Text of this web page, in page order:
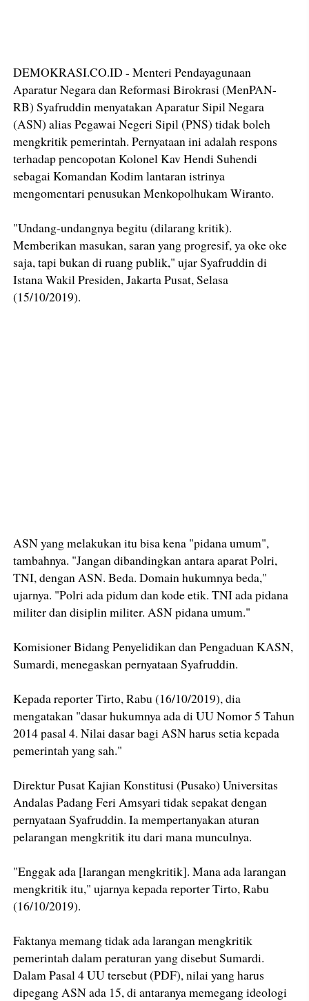
DEMOKRASI.CO.ID - Menteri Pendayagunaan
Aparatur Negara dan Reformasi Birokrasi (MenPAN-
RB) Syafruddin menyatakan Aparatur Sipil Negara
(ASN) alias Pegawai Negeri Sipil (PNS) tidak boleh
mengkritik pemerintah. Pernyataan ini adalah respons
terhadap pencopotan Kolonel Kav Hendi Suhendi
sebagai Komandan Kodim lantaran istrinya
mengomentari penusukan Menkopolhukam Wiranto.
"Undang-undangnya begitu (dilarang kritik).
Memberikan masukan, saran yang progresif, ya oke oke
saja, tapi bukan di ruang publik," ujar Syafruddin di
Istana Wakil Presiden, Jakarta Pusat, Selasa
(15/10/2019).
ASN yang melakukan itu bisa kena "pidana umum",
tambahnya. "Jangan dibandingkan antara aparat Polri,
TNI, dengan ASN. Beda. Domain hukumnya beda,"
ujarnya. "Polri ada pidum dan kode etik. TNI ada pidana
militer dan disiplin militer. ASN pidana umum."
Komisioner Bidang Penyelidikan dan Pengaduan KASN,
Sumardi, menegaskan pernyataan Syafruddin.
Kepada reporter Tirto, Rabu (16/10/2019), dia
mengatakan "dasar hukumnya ada di UU Nomor 5 Tahun
2014 pasal 4. Nilai dasar bagi ASN harus setia kepada
pemerintah yang sah."
Direktur Pusat Kajian Konstitusi (Pusako) Universitas
Andalas Padang Feri Amsyari tidak sepakat dengan
pernyataan Syafruddin. Ia mempertanyakan aturan
pelarangan mengkritik itu dari mana munculnya.
"Enggak ada [larangan mengkritik]. Mana ada larangan
mengkritik itu," ujarnya kepada reporter Tirto, Rabu
(16/10/2019).
Faktanya memang tidak ada larangan mengkritik
pemerintah dalam peraturan yang disebut Sumardi.
Dalam Pasal 4 UU tersebut (PDF), nilai yang harus
dipegang ASN ada 15, di antaranya memegang ideologi